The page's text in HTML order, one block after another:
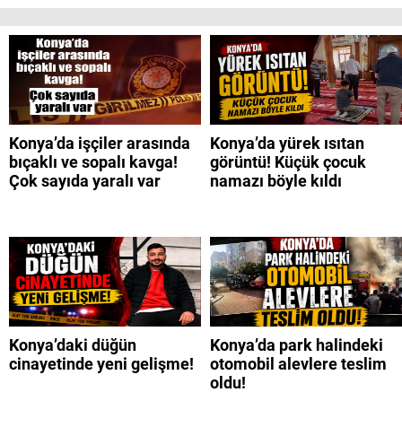
Konya’da işçiler arasında
bıçaklı ve sopalı kavga!
Çok sayıda yaralı var
Konya’da yürek ısıtan
görüntü! Küçük çocuk
namazı böyle kıldı
Konya’daki düğün
cinayetinde yeni gelişme!
Konya’da park halindeki
otomobil alevlere teslim
oldu!